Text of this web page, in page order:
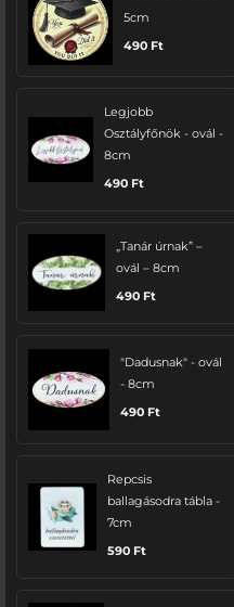
5cm
490 Ft
Legjobb
Osztályfőnök - ovál -
8cm
490 Ft
„Tanár úrnak” –
ovál – 8cm
490 Ft
"Dadusnak" - ovál
- 8cm
490 Ft
Repcsis
ballagásodra tábla -
7cm
590 Ft